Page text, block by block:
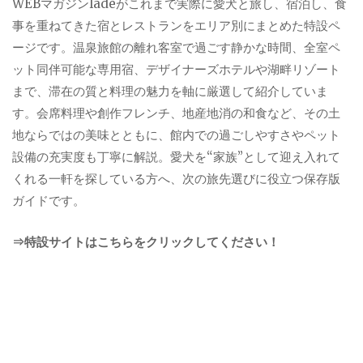
WEBマガジンladeがこれまで実際に愛犬と旅し、宿泊し、食
事を重ねてきた宿とレストランをエリア別にまとめた特設ペ
ージです。温泉旅館の離れ客室で過ごす静かな時間、全室ペ
ット同伴可能な専用宿、デザイナーズホテルや湖畔リゾート
まで、滞在の質と料理の魅力を軸に厳選して紹介していま
す。会席料理や創作フレンチ、地産地消の和食など、その土
地ならではの美味とともに、館内での過ごしやすさやペット
設備の充実度も丁寧に解説。愛犬を“家族”として迎え入れて
くれる一軒を探している方へ、次の旅先選びに役立つ保存版
ガイドです。
⇒特設サイトはこちらをクリックしてください！